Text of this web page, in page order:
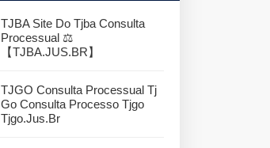
TJBA Site Do Tjba Consulta
Processual ⚖️
【TJBA.JUS.BR】
TJGO Consulta Processual Tj
Go Consulta Processo Tjgo
Tjgo.jus.br